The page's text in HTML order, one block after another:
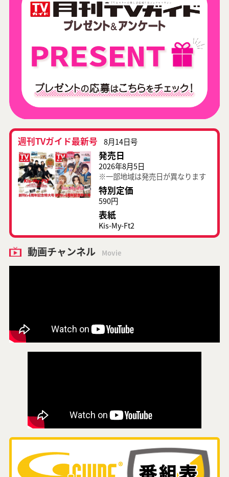
週刊TVガイド最新号 8月14日号
発売日
2026年8月5日
※一部地域は発売日が異なります
特別定価
590円
表紙
Kis-My-Ft2
動画チャンネル Movie